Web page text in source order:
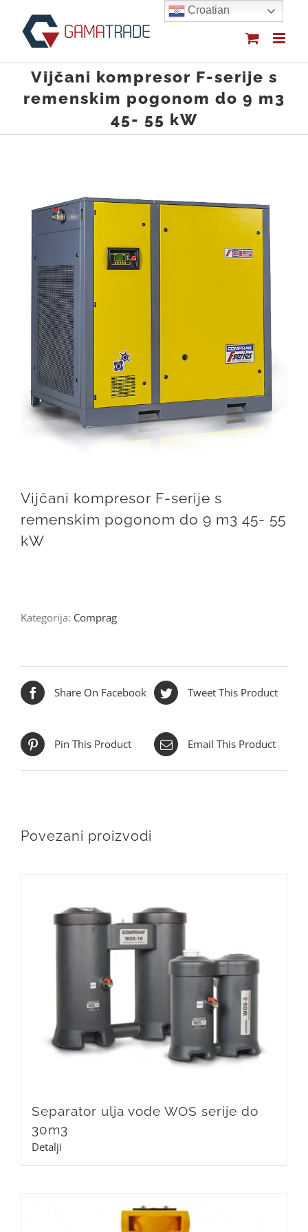
content
Vijčani kompresor F-serije s
remenskim pogonom do 9 m3
45- 55 kW
Vijčani kompresor F-serije s
remenskim pogonom do 9 m3 45- 55
kW
Kategorija: Comprag
Share On Facebook Tweet This Product
Pin This Product Email This Product
Povezani proizvodi
Separator ulja vode WOS serije do
30m3
Detalji
Croatian